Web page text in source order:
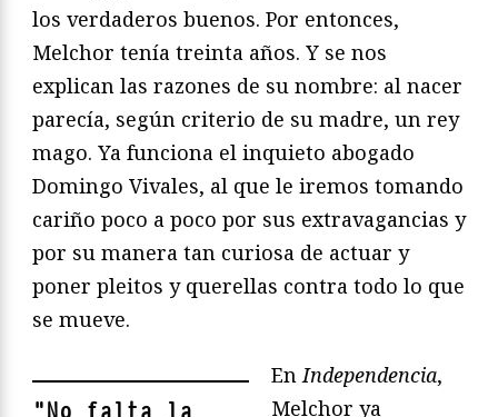
los verdaderos buenos. Por entonces,
Melchor tenía treinta años. Y se nos
explican las razones de su nombre: al nacer
parecía, según criterio de su madre, un rey
mago. Ya funciona el inquieto abogado
Domingo Vivales, al que le iremos tomando
cariño poco a poco por sus extravagancias y
por su manera tan curiosa de actuar y
poner pleitos y querellas contra todo lo que
se mueve.
En Independencia,
Melchor ya